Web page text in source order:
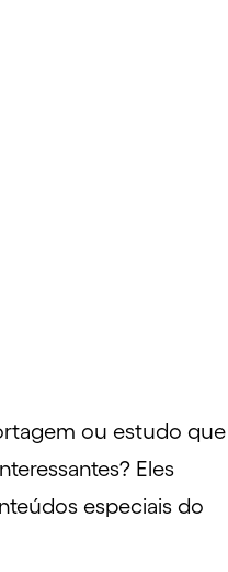
ou estudo que
Eles
especiais do